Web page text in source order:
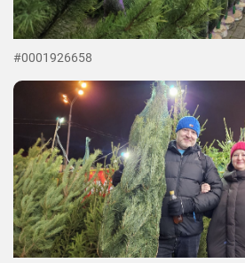
#0001926658